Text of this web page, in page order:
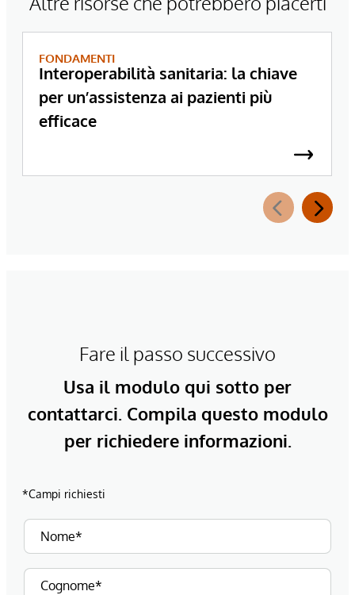
FONDAMENTI
Interoperabilità sanitaria: la chiave
per un’assistenza ai pazienti più
efficace
Fare il passo successivo
Usa il modulo qui sotto per
contattarci. Compila questo modulo
per richiedere informazioni.
*Campi richiesti